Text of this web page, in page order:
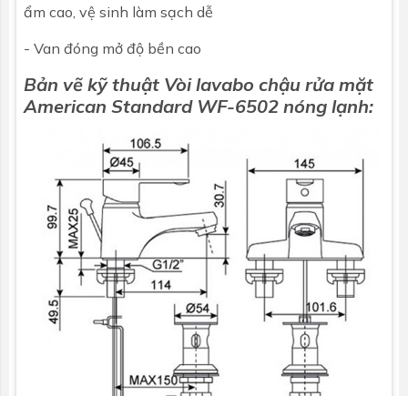
ẩm cao, vệ sinh làm sạch dễ
- Van đóng mở độ bền cao
Bản vẽ kỹ thuật Vòi lavabo chậu rửa mặt
American Standard WF-6502 nóng lạnh: